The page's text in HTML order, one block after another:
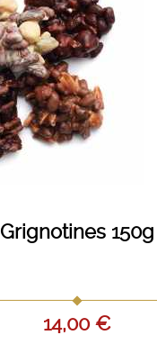
Grignotines 150g
14,00 €